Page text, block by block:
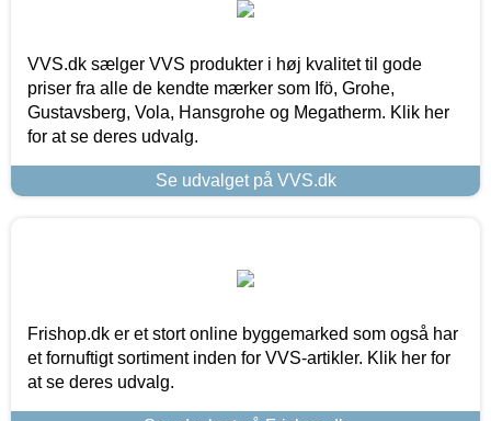
VVS.dk sælger VVS produkter i høj kvalitet til gode
priser fra alle de kendte mærker som Ifö, Grohe,
Gustavsberg, Vola, Hansgrohe og Megatherm. Klik her
for at se deres udvalg.
Se udvalget på VVS.dk
Frishop.dk er et stort online byggemarked som også har
et fornuftigt sortiment inden for VVS-artikler. Klik her for
at se deres udvalg.